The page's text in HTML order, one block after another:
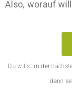
Also, worauf
Du willst in der
dann